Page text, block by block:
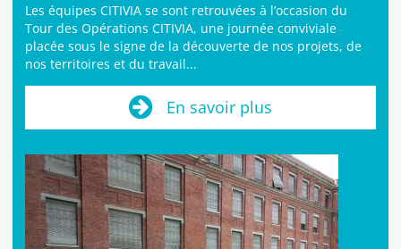
Les équipes CITIVIA se sont retrouvées à l’occasion du
Tour des Opérations CITIVIA, une journée conviviale
placée sous le signe de la découverte de nos projets, de
nos territoires et du travail...
En savoir plus